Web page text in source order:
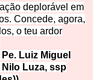
deplorável em
Concede, agora,
o teu ardor
Luiz Miguel
Nilo Luza, ssp